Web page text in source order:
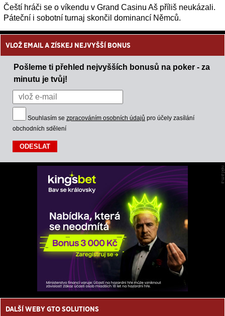
Čeští hráči se o víkendu v Grand Casinu Aš příliš neukázali.
Páteční i sobotní turnaj skončil dominancí Němců.
VLOŽ EMAIL A ZÍSKEJ NEJVYŠŠÍ BONUS
Pošleme ti přehled nejvyšších bonusů na poker - za
minutu je tvůj!
Souhlasím se zpracováním osobních údajů pro účely zasílání
obchodních sdělení
DALŠÍ WEBY GTO SOLUTIONS